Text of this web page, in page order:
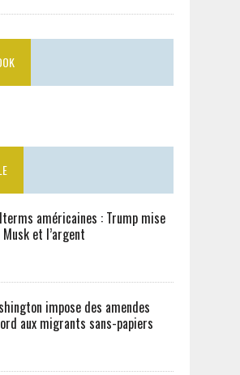
américaines : Trump mise
et l’argent
impose des amendes
aux migrants sans-papiers